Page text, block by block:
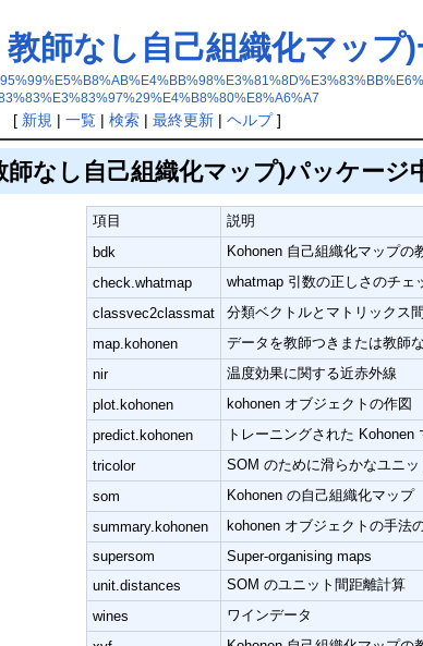
師なし自己組織化マップ)
[ 新規 | 一覧| 検索| 最終更新| ヘルプ]
師なし自己組織化マップ)パッケージ
項目
説明
bdk
Kohonen 自己組織化マップの
check.whatmap
whatmap 引数の正しさのチェ
classvec2classmat
分類ベクトルとマトリックス
map.kohonen
データを教師つきまたは教師
nir
温度効果に関する近赤外線
plot.kohonen
kohonen オブジェクトの作図
predict.kohonen
トレーニングされた Kohonen
tricolor
SOM のために滑らかなユニ
som
Kohonen の自己組織化マップ
summary.kohonen
kohonen オブジェクトの手法
supersom
Super-organising maps
unit.distances
SOM のユニット間距離計算
wines
ワインデータ